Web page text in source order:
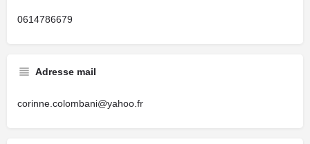
0614786679
Adresse mail
corinne.colombani@yahoo.fr